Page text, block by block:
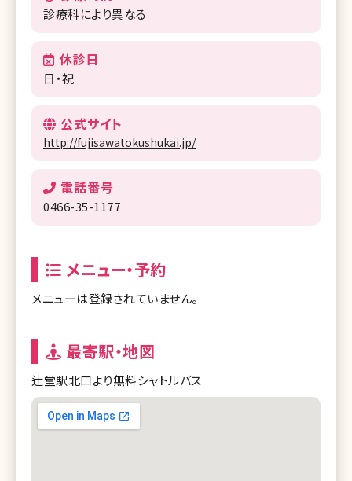
診療科により異なる
休診日
日・祝
公式サイト
http://fujisawatokushukai.jp/
電話番号
0466-35-1177
メニュー・予約
メニューは登録されていません。
最寄駅・地図
辻堂駅北口より無料シャトルバス